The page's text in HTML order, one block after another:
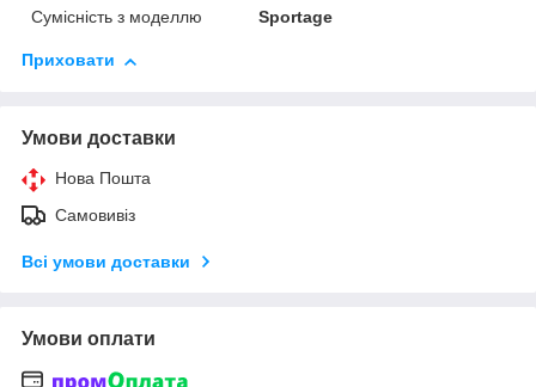
Сумісність з моделлю
Sportage
Приховати
Умови доставки
Нова Пошта
Самовивіз
Всі умови доставки
Умови оплати